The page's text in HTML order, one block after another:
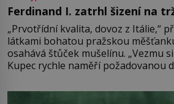
Ferdinand I. zatrhl šizení na
„Prvotřídní kvalita, dovoz z Itálie,“
látkami bohatou pražskou
osahává štůček mušelínu. „Vezmu
Kupec rychle naměří požadovanou
milostpaní. Stačí jenom na sukni,“